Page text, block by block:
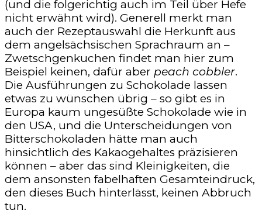
(und die folgerichtig auch im Teil über Hefe
nicht erwähnt wird). Generell merkt man
auch der Rezeptauswahl die Herkunft aus
dem angelsächsischen Sprachraum an –
Zwetschgenkuchen findet man hier zum
Beispiel keinen, dafür aber peach cobbler.
Die Ausführungen zu Schokolade lassen
etwas zu wünschen übrig – so gibt es in
Europa kaum ungesüßte Schokolade wie in
den USA, und die Unterscheidungen von
Bitterschokoladen hätte man auch
hinsichtlich des Kakaogehaltes präzisieren
können – aber das sind Kleinigkeiten, die
dem ansonsten fabelhaften Gesamteindruck,
den dieses Buch hinterlässt, keinen Abbruch
tun.